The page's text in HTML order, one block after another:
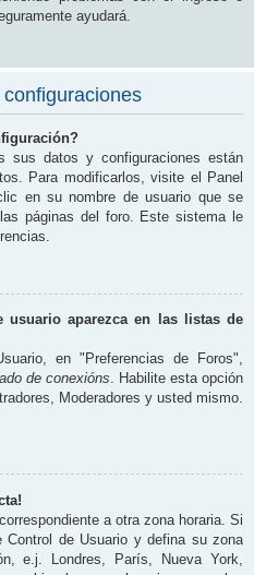
ayudará.
sus datos y configuraciones están
Para modificarlos, visite el Panel
en su nombre de usuario que se
páginas del foro. Este sistema le
aparezca en las listas de
en "Preferencias de Foros",
de conexións . Habilite esta opción
Moderadores y usted mismo.
a otra zona horaria. Si
de Usuario y defina su zona
e.j. Londres, París, Nueva York,